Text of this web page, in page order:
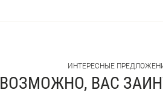
ИНТЕРЕСНЫЕ
ВОЗМОЖНО, ВАС